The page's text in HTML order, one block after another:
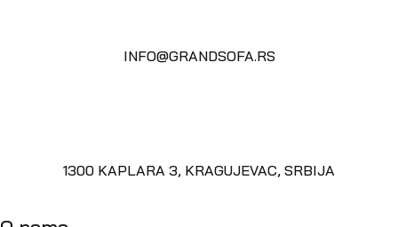
INFO@GRANDSOFA.RS
1300 KAPLARA 3, KRAGUJEVAC, SRBIJA